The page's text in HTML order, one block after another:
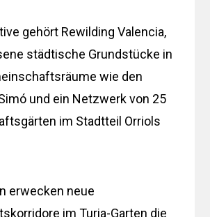
gehört Rewilding Valencia,
städtische Grundstücke in
wie den
und ein Netzwerk von 25
im Stadtteil Orriols
erwecken neue
im Turia-Garten die